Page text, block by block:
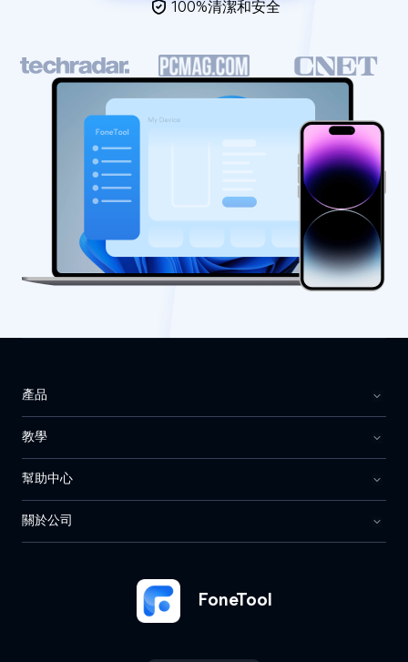
100%清潔和安全
FoneTool
產品
教學
幫助中心
關於公司